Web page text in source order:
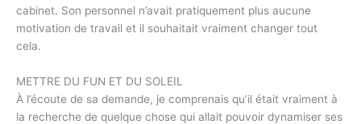
cabinet. Son personnel n’avait pratiquement plus aucune
motivation de travail et il souhaitait vraiment changer tout
cela.
METTRE DU FUN ET DU SOLEIL
À l’écoute de sa demande, je comprenais qu’il était vraiment à
la recherche de quelque chose qui allait pouvoir dynamiser ses